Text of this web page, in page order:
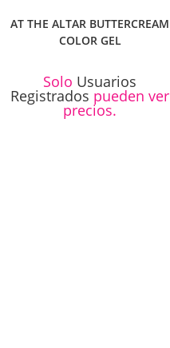
AT THE ALTAR BUTTERCREAM
COLOR GEL
Solo Usuarios
Registrados pueden ver
precios.